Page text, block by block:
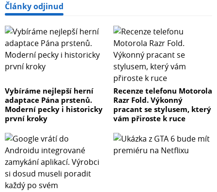
Články odjinud
Vybíráme nejlepší herní
adaptace Pána prstenů.
Moderní pecky i historicky
první kroky
Recenze telefonu Motorola
Razr Fold. Výkonný
pracant se stylusem, který
vám přiroste k ruce